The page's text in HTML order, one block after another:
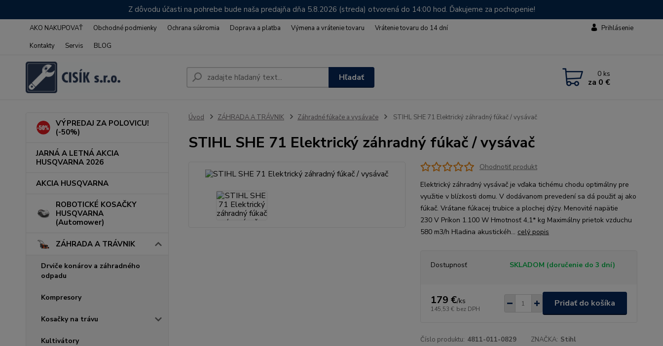
Z dôvodu účasti na pohrebe bude naša predajňa dňa 5.8.2026 (streda) otvorená do 14:00 hod. Ďakujeme za pochopenie!
AKO NAKUPOVAŤ Obchodné podmienky Ochrana súkromia Doprava a platba Výmena a vrátenie tovaru
Vrátenie tovaru do 14 dní
Kontakty
Servis BLOG
Prihlásenie
Hľadať 0 ks
za 0 €
VÝPREDAJ ZA POLOVICU!
(-50%)
JARNÁ A LETNÁ AKCIA
HUSQVARNA 2026
AKCIA HUSQVARNA
ROBOTICKÉ KOSAČKY
HUSQVARNA
(Automower)
ZÁHRADA A TRÁVNIK
Drviče konárov a záhradného
odpadu
Kompresory
Kosačky na trávu
Kultivátory
Úvod ZÁHRADA A TRÁVNIK Záhradné fúkače a vysávače STIHL SHE 71 Elektrický záhradný fúkač / vysávač
STIHL SHE 71 Elektrický záhradný fúkač / vysávač
Ohodnotiť produkt
Elektrický záhradný vysávač je vďaka tichému chodu optimálny pre
využitie v blízkosti domu. V dodávanom prevedení sa dá použiť aj ako
fúkač. Vrátane fúkacej trubice a plochej dýzy. Menovité napätie
230 V Príkon 1.100 W Hmotnosť 4,1* kg Maximálny prietok vzduchu
580 m3/h Hladina akustickéh... celý popis
Dostupnosť SKLADOM (doručenie do 3 dní)
179 €/ks
145,53 € bez DPH
Pridať do košíka
Číslo produktu: 4811-011-0829 ZNAČKA: Stihl